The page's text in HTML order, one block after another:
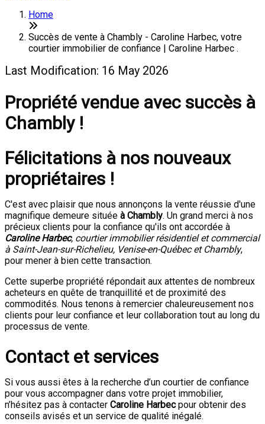
Home
Succès de vente à Chambly - Caroline Harbec, votre
courtier immobilier de confiance | Caroline Harbec .
Last Modification: 16 May 2026
Propriété vendue avec succès à
Chambly !
Félicitations à nos nouveaux
propriétaires !
C'est avec plaisir que nous annonçons la vente réussie d'une
magnifique demeure située à Chambly. Un grand merci à nos
précieux clients pour la confiance qu'ils ont accordée à
Caroline Harbec, courtier immobilier résidentiel et commercial
à Saint-Jean-sur-Richelieu, Venise-en-Québec et Chambly,
pour mener à bien cette transaction.
Cette superbe propriété répondait aux attentes de nombreux
acheteurs en quête de tranquillité et de proximité des
commodités. Nous tenons à remercier chaleureusement nos
clients pour leur confiance et leur collaboration tout au long du
processus de vente.
Contact et services
Si vous aussi êtes à la recherche d’un courtier de confiance
pour vous accompagner dans votre projet immobilier,
n’hésitez pas à contacter Caroline Harbecpour obtenir des
conseils avisés et un service de qualité inégalé.